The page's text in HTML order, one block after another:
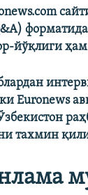
йўқлиги
Euronews
тахмин